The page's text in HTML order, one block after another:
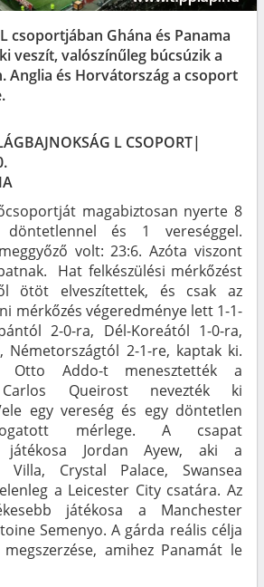
csoportjában Ghána és Panama
veszít, valószínűleg búcsúzik a
Anglia és Horvátország a csoport
L CSOPORT|
magabiztosan nyerte 8
döntetlennel és 1 vereséggel.
volt: 23:6. Azóta viszont
Hat felkészülési mérkőzést
ötöt elveszítettek, és csak az
mérkőzés végeredménye lett 1-1-
2-0-ra, Dél-Koreától 1-0-ra,
Németországtól 2-1-re, kaptak ki.
Otto Addo-t menesztették a
Queirost nevezték ki
egy vereség és egy döntetlen
mérlege. A csapat
játékosa Jordan Ayew, aki a
Villa, Crystal Palace, Swansea
a Leicester City csatára. Az
játékosa a Manchester
Semenyo. A gárda reális célja
amihez Panamát le